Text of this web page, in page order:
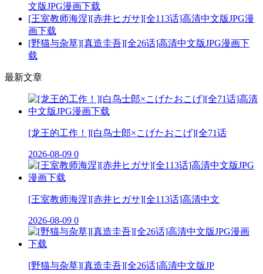
文版JPG漫画下载
[王室教师海涅][赤井ヒガサ][全113话]高清中文版JPG漫
画下载
[野猫与杂草][真造圭吾][全26话]高清中文版JPG漫画下
载
最新文章
[龙王的工作！][白鸟士郎×こげたおこげ][全71话
2026-08-09 0
[王室教师海涅][赤井ヒガサ][全113话]高清中文
2026-08-09 0
[野猫与杂草][真造圭吾][全26话]高清中文版JP